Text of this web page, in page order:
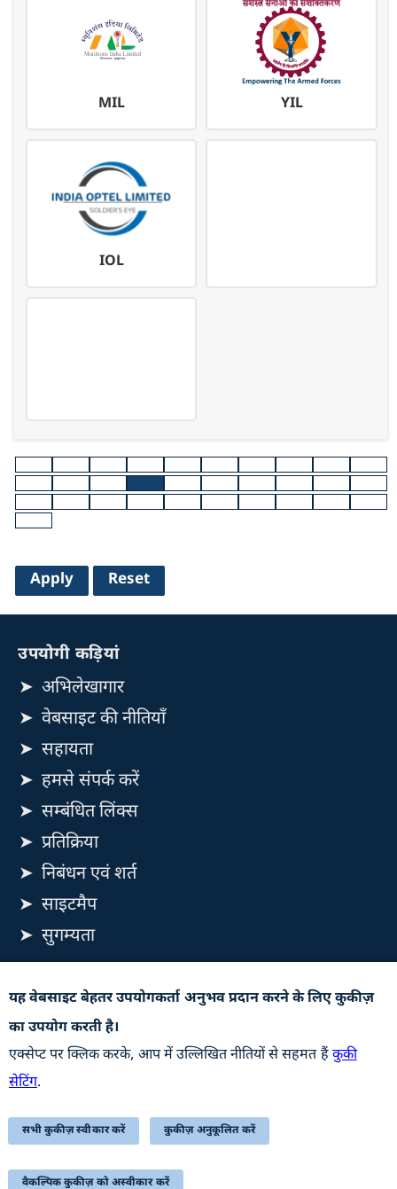
MIL YIL
IOL
यह वेबसाइट बेहतर उपयोगकर्ता अनुभव प्रदान करने के लिए कुकीज़
का उपयोग करती है।
एक्सेप्ट पर क्लिक करके, आप में उल्लिखित नीतियों से सहमत हैंकुकी
सेटिंग.
सभी कुकीज़ स्वीकार करें कुकीज़ अनुकूलित करें
वैकल्पिक कुकीज़ को अस्वीकार करें
उपयोगी कड़ियां
अभिलेखागार
वेबसाइट की नीतियाँ
सहायता
हमसे संपर्क करें
सम्बंधित लिंक्स
प्रतिक्रिया
निबंधन एवं शर्त
साइटमैप
सुगम्यता
संबंधित है
अपडेट के लिए सदस्यता लें
अंतिम बार अद्यतन किया गयाः 07-08-2026